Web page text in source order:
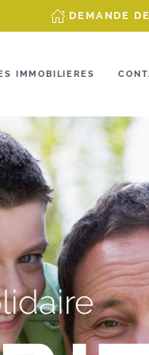
DEMANDE
IMMOBILIERES